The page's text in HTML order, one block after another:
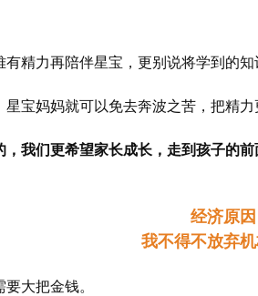
精力再陪伴星宝，更别说将学到的知
宝妈妈就可以免去奔波之苦，把精力
我们更希望家长成长，走到孩子的前
经济原因
我不得不放弃
大把金钱。